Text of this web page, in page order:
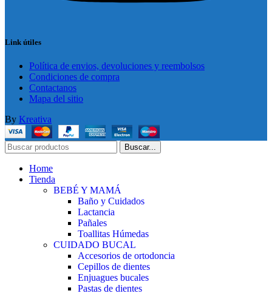
Link útiles
Política de envios, devoluciones y reembolsos
Condiciones de compra
Contactanos
Mapa del sitio
By Kreativa
Buscar...
Home
Tienda
BEBÉ Y MAMÁ
Baño y Cuidados
Lactancia
Pañales
Toallitas Húmedas
CUIDADO BUCAL
Accesorios de ortodoncia
Cepillos de dientes
Enjuagues bucales
Pastas de dientes